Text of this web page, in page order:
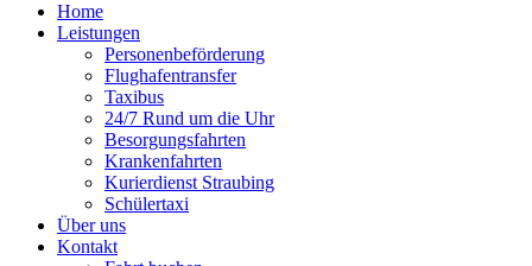
Home
Leistungen
Personenbeförderung
Flughafentransfer
Taxibus
24/7 Rund um die Uhr
Besorgungsfahrten
Krankenfahrten
Kurierdienst Straubing
Schülertaxi
Über uns
Kontakt